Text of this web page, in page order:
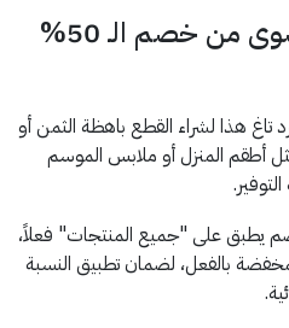
من خصم الـ 50%
هذا لشراء القطع باهظة الثمن أو
أطقم المنزل أو ملابس الموسم
يطبق على "جميع المنتجات" فعلاً،
بالفعل، لضمان تطبيق النسبة